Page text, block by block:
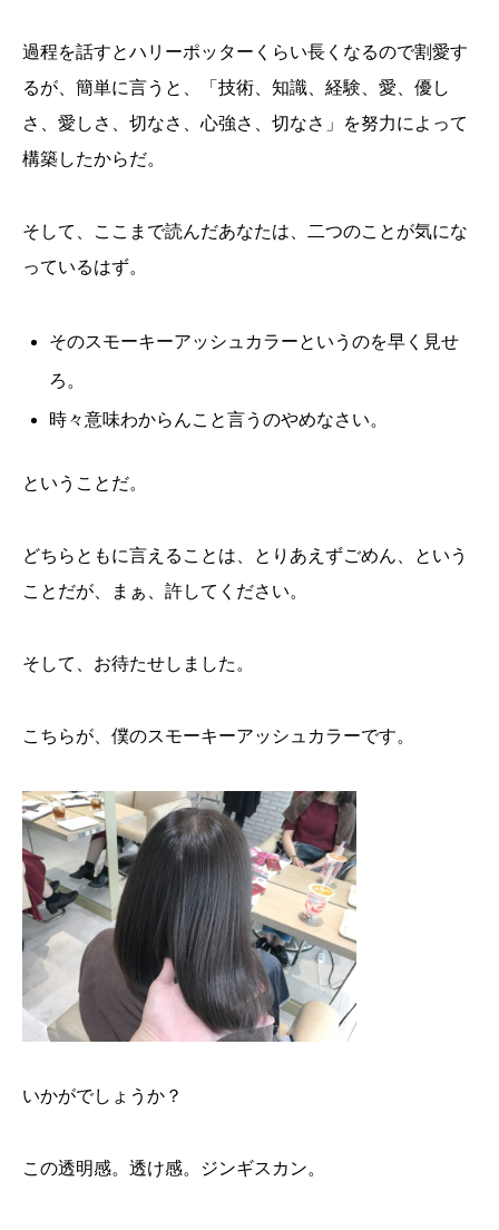
過程を話すとハリーポッターくらい長くなるので割愛す
るが、簡単に言うと、「技術、知識、経験、愛、優し
さ、愛しさ、切なさ、心強さ、切なさ」を努力によって
構築したからだ。
そして、ここまで読んだあなたは、二つのことが気にな
っているはず。
そのスモーキーアッシュカラーというのを早く見せ
ろ。
時々意味わからんこと言うのやめなさい。
ということだ。
どちらともに言えることは、とりあえずごめん、という
ことだが、まぁ、許してください。
そして、お待たせしました。
こちらが、僕のスモーキーアッシュカラーです。
いかがでしょうか？
この透明感。透け感。ジンギスカン。